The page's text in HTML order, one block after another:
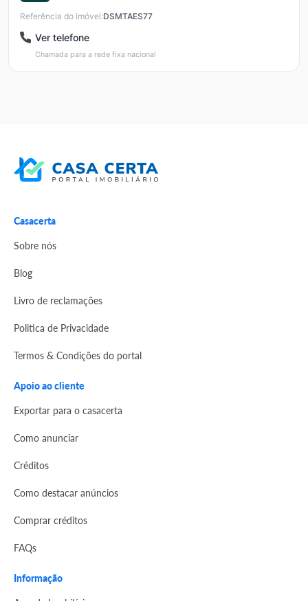
Referência do imóvel:DSMTAES77
Ver telefone
Chamada para a rede fixa nacional
Casacerta
Sobre nós
Blog
Livro de reclamações
Politica de Privacidade
Termos & Condições do portal
Apoio ao cliente
Exportar para o casacerta
Como anunciar
Créditos
Como destacar anúncios
Comprar créditos
FAQs
Informação